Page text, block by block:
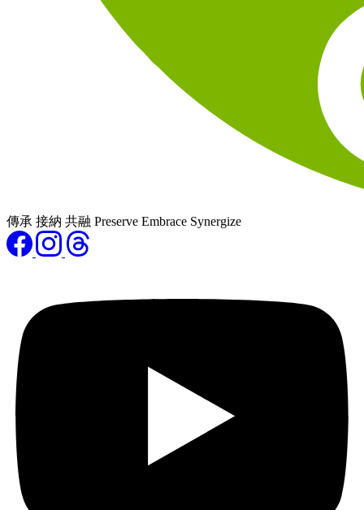
傳承 接納 共融 Preserve Embrace Synergize